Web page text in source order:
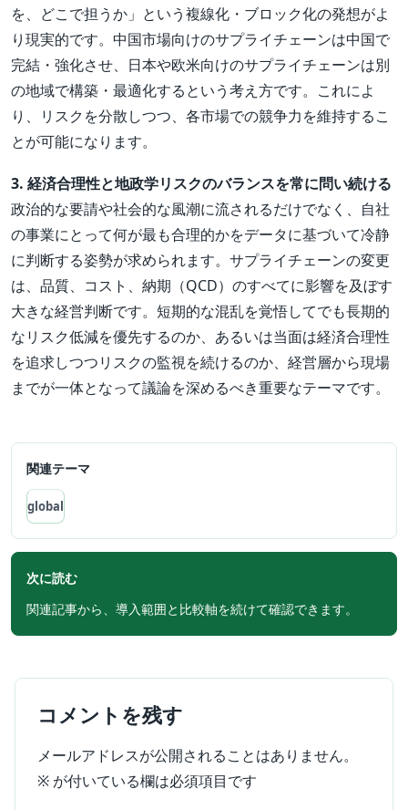
を、どこで担うか」という複線化・ブロック化の発想がよ
り現実的です。中国市場向けのサプライチェーンは中国で
完結・強化させ、日本や欧米向けのサプライチェーンは別
の地域で構築・最適化するという考え方です。これによ
り、リスクを分散しつつ、各市場での競争力を維持するこ
とが可能になります。
3. 経済合理性と地政学リスクのバランスを常に問い続ける
政治的な要請や社会的な風潮に流されるだけでなく、自社
の事業にとって何が最も合理的かをデータに基づいて冷静
に判断する姿勢が求められます。サプライチェーンの変更
は、品質、コスト、納期（QCD）のすべてに影響を及ぼす
大きな経営判断です。短期的な混乱を覚悟してでも長期的
なリスク低減を優先するのか、あるいは当面は経済合理性
を追求しつつリスクの監視を続けるのか、経営層から現場
までが一体となって議論を深めるべき重要なテーマです。
関連テーマ
global
次に読む
関連記事から、導入範囲と比較軸を続けて確認できます。
コメントを残す
メールアドレスが公開されることはありません。
※ が付いている欄は必須項目です